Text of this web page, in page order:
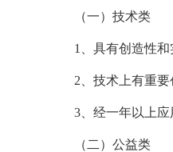
（一）技术类
1、具有创造性
2、技术上有重
3、经一年以上
（二）公益类